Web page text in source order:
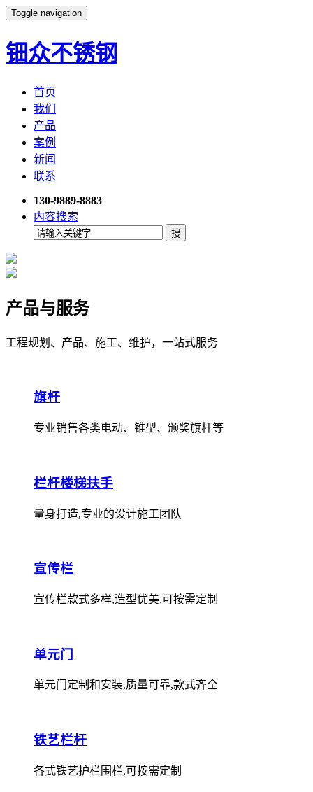
Toggle navigation
钿众不锈钢
首页
我们
产品
案例
新闻
联系
130-9889-8883
内容搜索
产品与服务
工程规划、产品、施工、维护，一站式服务
旗杆
专业销售各类电动、锥型、颁奖旗杆等
栏杆楼梯扶手
量身打造,专业的设计施工团队
宣传栏
宣传栏款式多样,造型优美,可按需定制
单元门
单元门定制和安装,质量可靠,款式齐全
铁艺栏杆
各式铁艺护栏围栏,可按需定制